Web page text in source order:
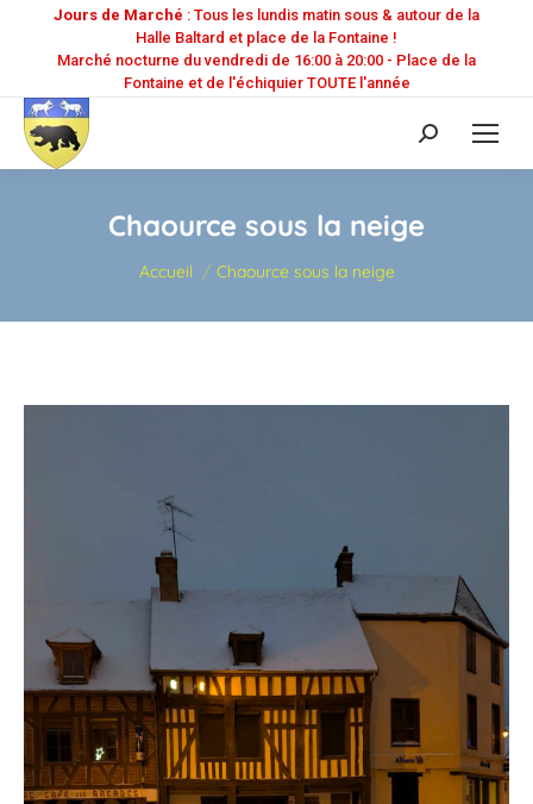
Jours de Marché : Tous les lundis matin sous & autour de la
Halle Baltard et place de la Fontaine !
Marché nocturne du vendredi de 16:00 à 20:00 - Place de la
Fontaine et de l'échiquier TOUTE l'année
Recherche
:
Chaource sous la neige
Vous êtes ici :
Accueil Chaource sous la neige